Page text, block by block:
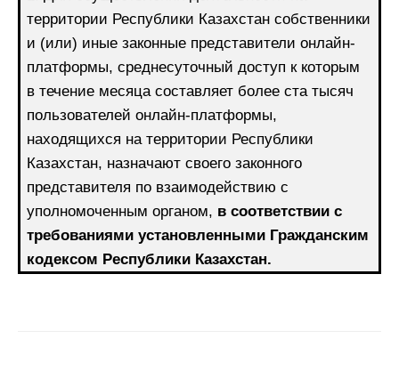
территории Республики Казахстан собственники
и (или) иные законные представители онлайн-
платформы, среднесуточный доступ к которым
в течение месяца составляет более ста тысяч
пользователей онлайн-платформы,
находящихся на территории Республики
Казахстан, назначают своего законного
представителя по взаимодействию с
уполномоченным органом, в соответствии с
требованиями установленными Гражданским
кодексом Республики Казахстан.